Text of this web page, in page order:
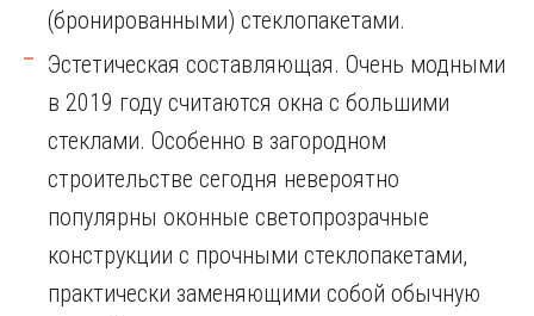
(бронированными) стеклопакетами.
Эстетическая составляющая. Очень модными
в 2019 году считаются окна с большими
стеклами. Особенно в загородном
строительстве сегодня невероятно
популярны оконные светопрозрачные
конструкции с прочными стеклопакетами,
практически заменяющими собой обычную